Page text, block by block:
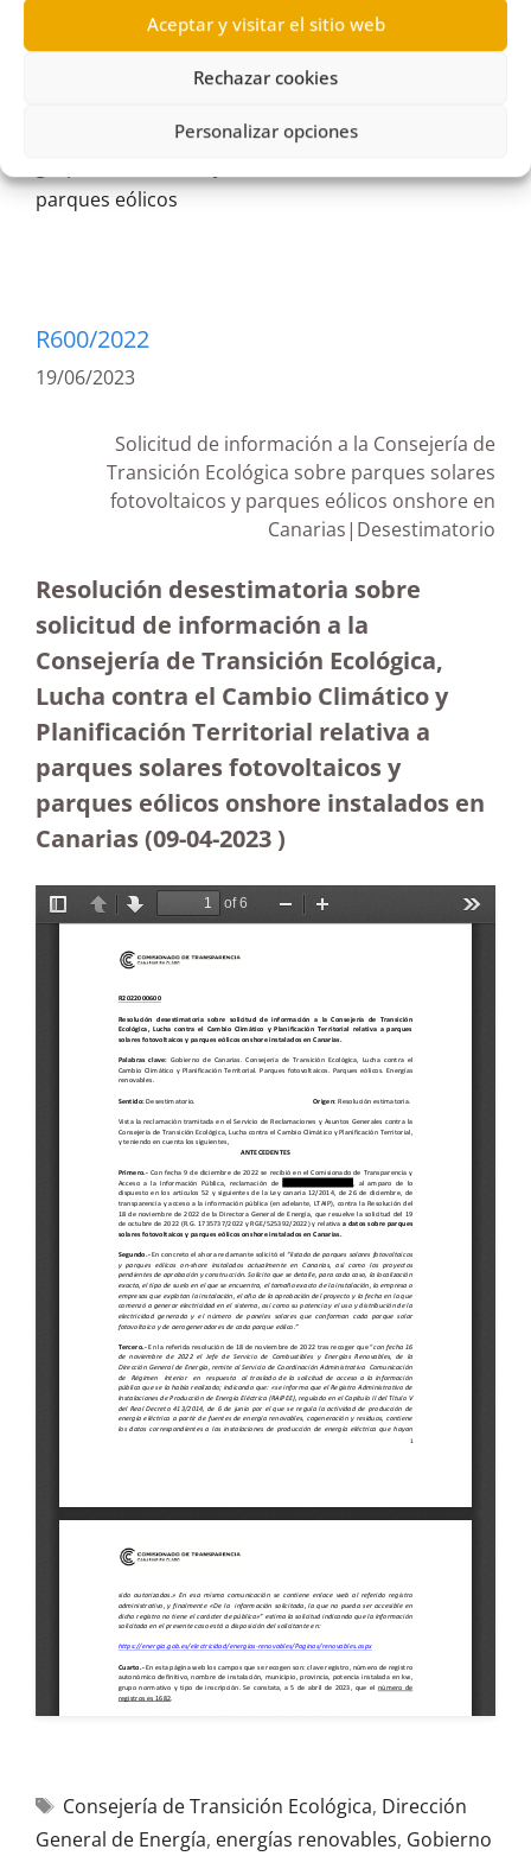
Aceptar y visitar el sitio web
Rechazar cookies
Personalizar opciones
Autorizaciones
Consejería de Transición
Fuerteventura,Gobierno de Canarias
parques eólicos
R600/2022
19/06/2023
Solicitud de información a la Consejería de
Transición Ecológica sobre parques solares
fotovoltaicos y parques eólicos onshore en
Canarias|Desestimatorio
Resolución desestimatoria sobre
solicitud de información a la
Consejería de Transición Ecológica,
Lucha contra el Cambio Climático y
Planificación Territorial relativa a
parques solares fotovoltaicos y
parques eólicos onshore instalados en
Canarias (09-04-2023 )
Consejería de Transición Ecológica, Dirección
General de Energía, energías renovables, Gobierno